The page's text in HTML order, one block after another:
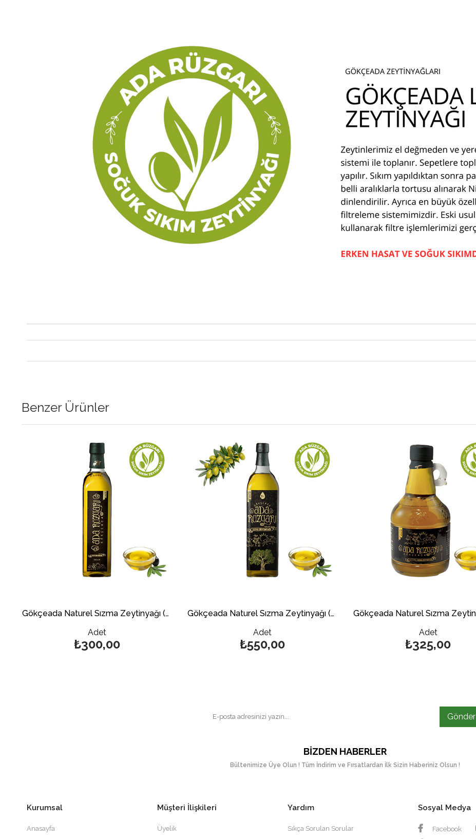
Benzer Ürünler
Gökçeada Naturel Sızma Zeytinyağı (Maraska) 500 ml.
Adet
₺300,00
Gökçeada Naturel Sızma Zeytinyağı (Maraska) 1 Lt.
Adet
₺550,00
Adet
₺325,00
Gönder
BIZDEN HABERLER
Bültenimize Üye Olun ! Tüm İndirim ve Fırsatlardan İlk Sizin Haberiniz Olsun !
Kurumsal
Anasayfa
Müşteri İlişkileri
Üyelik
Yardım
Sıkça Sorulan Sorular
Sosyal Medya
Facebook